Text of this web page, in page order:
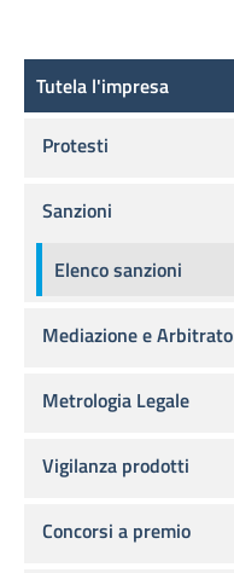
Tutela l'impresa
Tutela l'impresa
Protesti
Sanzioni
Elenco sanzioni
Mediazione e Arbitrato
Metrologia Legale
Vigilanza prodotti
Concorsi a premio